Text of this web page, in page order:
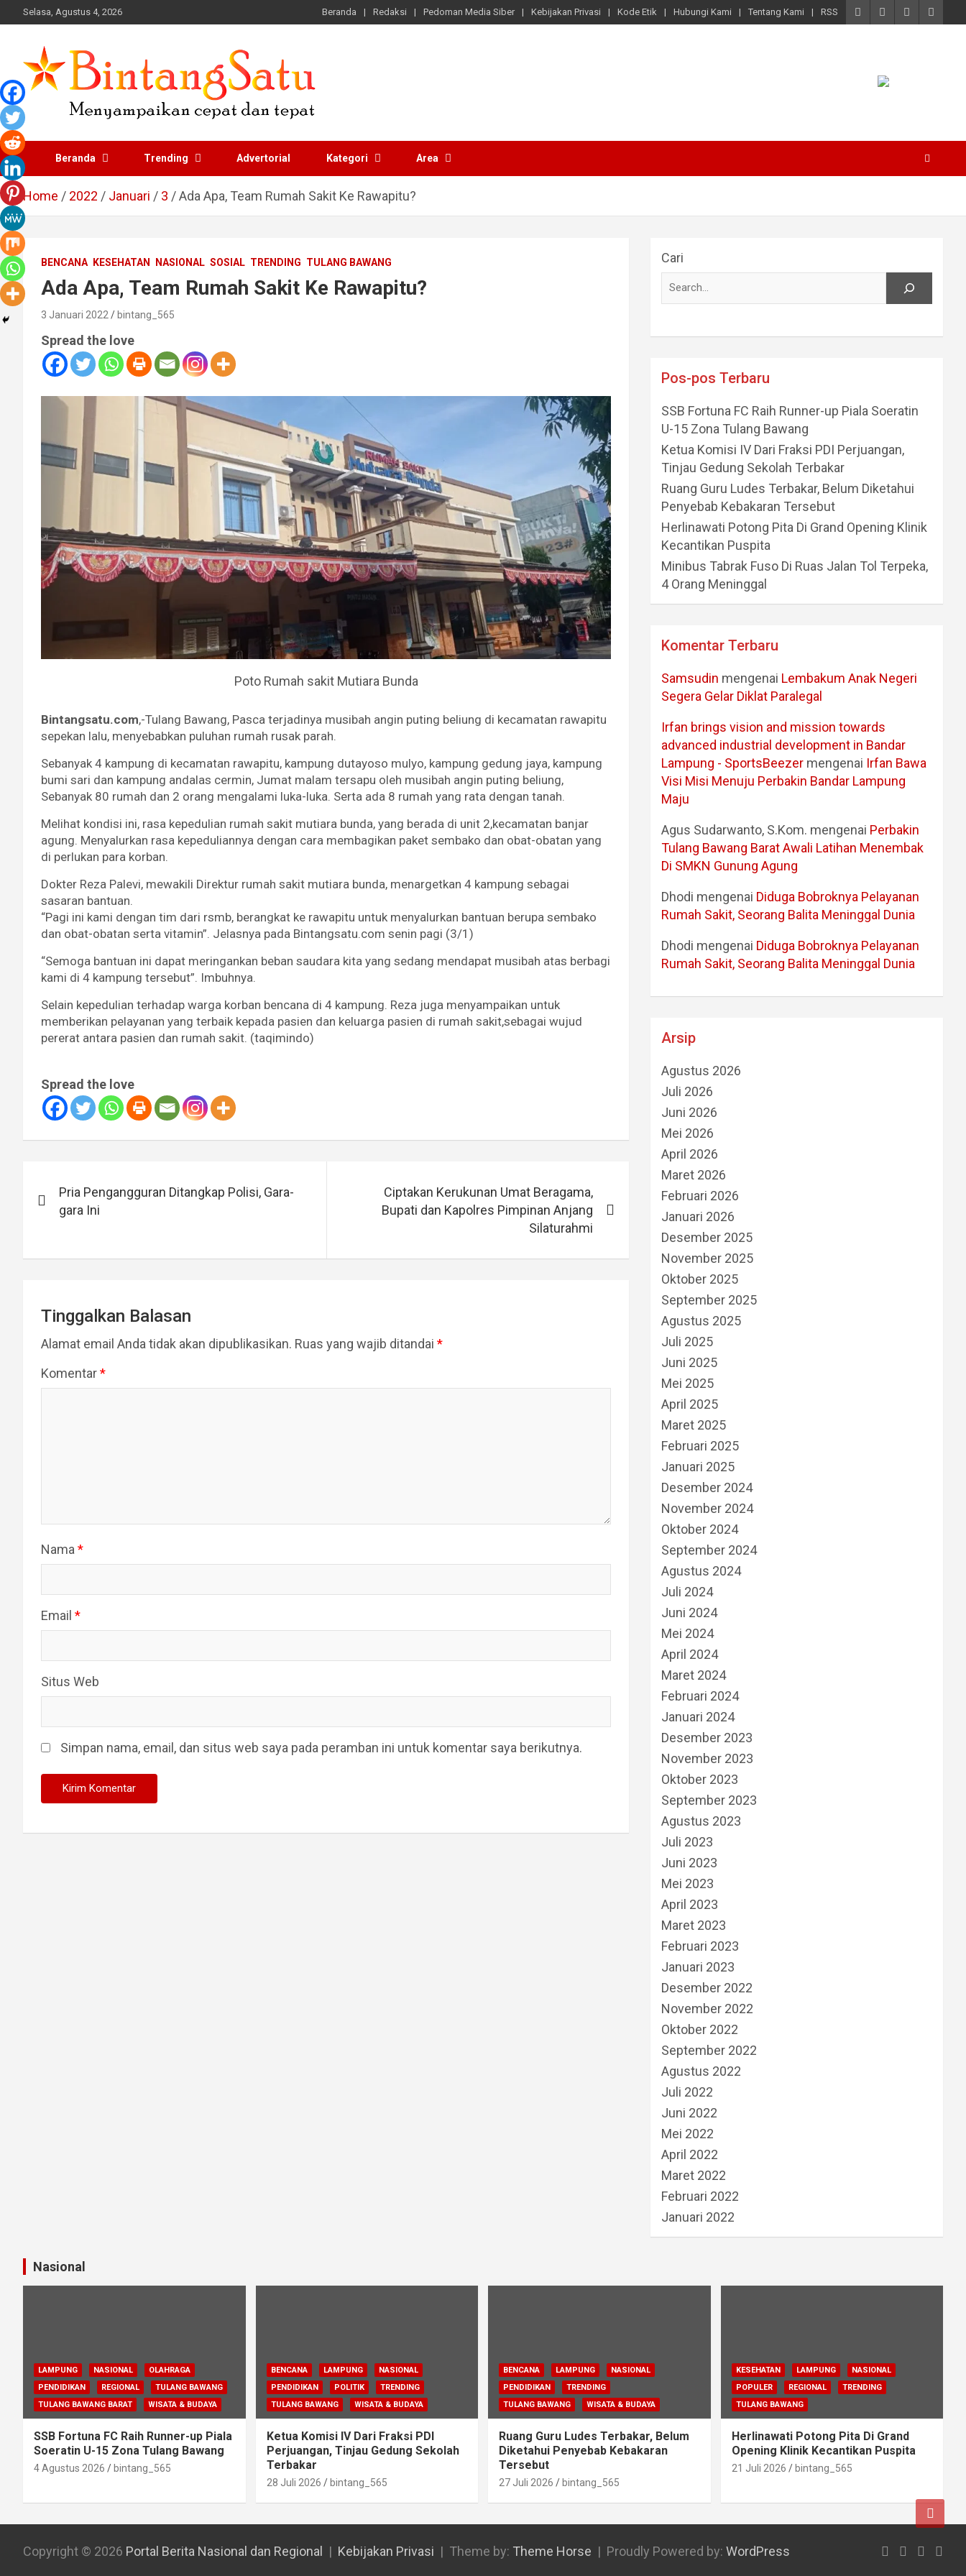
to
content
Selasa, Agustus 4, 2026 Beranda Redaksi Pedoman Media Siber Kebijakan Privasi Kode Etik Hubungi Kami Tentang Kami RSS
Portal Berita Nasional
dan Regional
Beranda Trending Advertorial Kategori Area
Home 2022 Januari 3 Ada Apa, Team Rumah Sakit Ke Rawapitu?
BENCANA KESEHATAN NASIONAL SOSIAL TRENDING TULANG BAWANG
Ada Apa, Team Rumah Sakit Ke Rawapitu?
3 Januari 2022 bintang_565
Spread the love
Poto Rumah sakit Mutiara Bunda
Bintangsatu.com,-Tulang Bawang, Pasca terjadinya musibah angin puting beliung di kecamatan rawapitu
sepekan lalu, menyebabkan puluhan rumah rusak parah.
Sebanyak 4 kampung di kecamatan rawapitu, kampung dutayoso mulyo, kampung gedung jaya, kampung
bumi sari dan kampung andalas cermin, Jumat malam tersapu oleh musibah angin puting beliung,
Sebanyak 80 rumah dan 2 orang mengalami luka-luka. Serta ada 8 rumah yang rata dengan tanah.
Melihat kondisi ini, rasa kepedulian rumah sakit mutiara bunda, yang berada di unit 2,kecamatan banjar
agung. Menyalurkan rasa kepeduliannya dengan cara membagikan paket sembako dan obat-obatan yang
di perlukan para korban.
Dokter Reza Palevi, mewakili Direktur rumah sakit mutiara bunda, menargetkan 4 kampung sebagai
sasaran bantuan.
“Pagi ini kami dengan tim dari rsmb, berangkat ke rawapitu untuk menyalurkan bantuan berupa sembako
dan obat-obatan serta vitamin”. Jelasnya pada Bintangsatu.com senin pagi (3/1)
“Semoga bantuan ini dapat meringankan beban saudara kita yang sedang mendapat musibah atas berbagi
kami di 4 kampung tersebut”. Imbuhnya.
Selain kepedulian terhadap warga korban bencana di 4 kampung. Reza juga menyampaikan untuk
memberikan pelayanan yang terbaik kepada pasien dan keluarga pasien di rumah sakit,sebagai wujud
pererat antara pasien dan rumah sakit. (taqimindo)
Spread the love
pos
Pria Pengangguran Ditangkap Polisi, Gara-
gara Ini
Ciptakan Kerukunan Umat Beragama,
Bupati dan Kapolres Pimpinan Anjang
Silaturahmi
Tinggalkan Balasan
Alamat email Anda tidak akan dipublikasikan. Ruas yang wajib ditandai *
Komentar*
Nama *
Email *
Situs Web
Simpan nama, email, dan situs web saya pada peramban ini untuk komentar saya berikutnya.
Cari
Pos-pos Terbaru
SSB Fortuna FC Raih Runner-up Piala Soeratin
U-15 Zona Tulang Bawang
Ketua Komisi IV Dari Fraksi PDI Perjuangan,
Tinjau Gedung Sekolah Terbakar
Ruang Guru Ludes Terbakar, Belum Diketahui
Penyebab Kebakaran Tersebut
Herlinawati Potong Pita Di Grand Opening Klinik
Kecantikan Puspita
Minibus Tabrak Fuso Di Ruas Jalan Tol Terpeka,
4 Orang Meninggal
Komentar Terbaru
Samsudin mengenai Lembakum Anak Negeri
Segera Gelar Diklat Paralegal
Irfan brings vision and mission towards
advanced industrial development in Bandar
Lampung - SportsBeezer mengenai Irfan Bawa
Visi Misi Menuju Perbakin Bandar Lampung
Maju
Agus Sudarwanto, S.Kom. mengenai Perbakin
Tulang Bawang Barat Awali Latihan Menembak
Di SMKN Gunung Agung
Dhodi mengenai Diduga Bobroknya Pelayanan
Rumah Sakit, Seorang Balita Meninggal Dunia
Dhodi mengenai Diduga Bobroknya Pelayanan
Rumah Sakit, Seorang Balita Meninggal Dunia
Arsip
Agustus 2026
Juli 2026
Juni 2026
Mei 2026
April 2026
Maret 2026
Februari 2026
Januari 2026
Desember 2025
November 2025
Oktober 2025
September 2025
Agustus 2025
Juli 2025
Juni 2025
Mei 2025
April 2025
Maret 2025
Februari 2025
Januari 2025
Desember 2024
November 2024
Oktober 2024
September 2024
Agustus 2024
Juli 2024
Juni 2024
Mei 2024
April 2024
Maret 2024
Februari 2024
Januari 2024
Desember 2023
November 2023
Oktober 2023
September 2023
Agustus 2023
Juli 2023
Juni 2023
Mei 2023
April 2023
Maret 2023
Februari 2023
Januari 2023
Desember 2022
November 2022
Oktober 2022
September 2022
Agustus 2022
Juli 2022
Juni 2022
Mei 2022
April 2022
Maret 2022
Februari 2022
Januari 2022
Nasional
LAMPUNG NASIONAL
OLAHRAGA
PENDIDIKAN
REGIONAL
TULANG BAWANG
TULANG BAWANG BARAT
WISATA & BUDAYA
SSB Fortuna FC Raih Runner-up Piala
Soeratin U-15 Zona Tulang Bawang
4 Agustus 2026 bintang_565
BENCANA LAMPUNG
NASIONAL
PENDIDIKAN
POLITIK
TRENDING
TULANG BAWANG
WISATA & BUDAYA
Ketua Komisi IV Dari Fraksi PDI
Perjuangan, Tinjau Gedung Sekolah
Terbakar
28 Juli 2026 bintang_565
BENCANA LAMPUNG
NASIONAL
PENDIDIKAN
TRENDING
TULANG BAWANG
WISATA & BUDAYA
Ruang Guru Ludes Terbakar, Belum
Diketahui Penyebab Kebakaran
Tersebut
27 Juli 2026 bintang_565
KESEHATAN LAMPUNG
NASIONAL
POPULER
REGIONAL
TRENDING
TULANG BAWANG
Herlinawati Potong Pita Di Grand
Opening Klinik Kecantikan Puspita
21 Juli 2026 bintang_565
Copyright © 2026 Portal Berita Nasional dan Regional Kebijakan Privasi Theme by: Theme Horse Proudly Powered by: WordPress